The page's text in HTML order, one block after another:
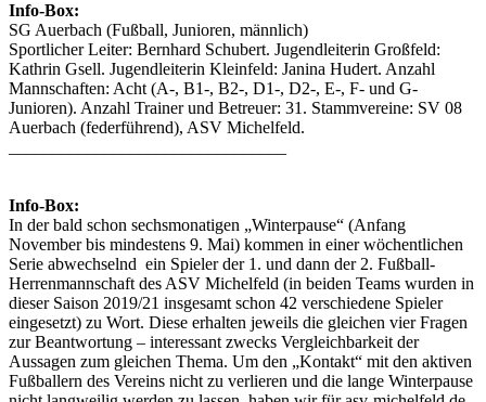
Info-Box:
SG Auerbach (Fußball, Junioren, männlich)
Sportlicher Leiter: Bernhard Schubert. Jugendleiterin Großfeld:
Kathrin Gsell. Jugendleiterin Kleinfeld: Janina Hudert. Anzahl
Mannschaften: Acht (A-, B1-, B2-, D1-, D2-, E-, F- und G-
Junioren). Anzahl Trainer und Betreuer: 31. Stammvereine: SV 08
Auerbach (federführend), ASV Michelfeld.
Info-Box:
In der bald schon sechsmonatigen „Winterpause“ (Anfang
November bis mindestens 9. Mai) kommen in einer wöchentlichen
Serie abwechselnd ein Spieler der 1. und dann der 2. Fußball-
Herrenmannschaft des ASV Michelfeld (in beiden Teams wurden in
dieser Saison 2019/21 insgesamt schon 42 verschiedene Spieler
eingesetzt) zu Wort. Diese erhalten jeweils die gleichen vier Fragen
zur Beantwortung – interessant zwecks Vergleichbarkeit der
Aussagen zum gleichen Thema. Um den „Kontakt“ mit den aktiven
Fußballern des Vereins nicht zu verlieren und die lange Winterpause